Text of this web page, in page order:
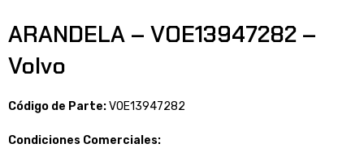
ARANDELA – VOE13947282 –
Volvo
Código de Parte:VOE13947282
Condiciones Comerciales: